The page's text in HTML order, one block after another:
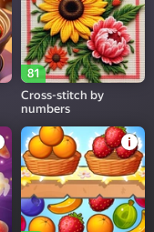
81
Cross-stitch by
numbers